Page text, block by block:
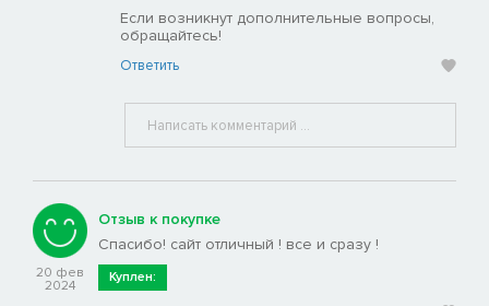
Если возникнут дополнительные вопросы,
обращайтесь!
Ответить
20 фев
2024
Отзыв к покупке
Спасибо! сайт отличный ! все и сразу !
Куплен: